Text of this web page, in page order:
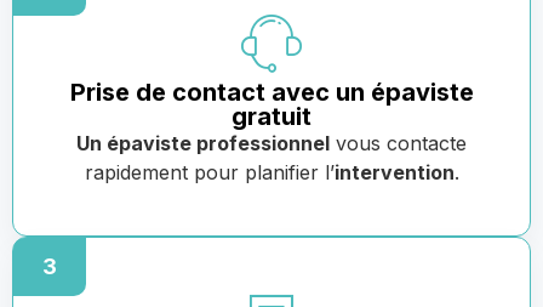
Prise de contact avec un épaviste
gratuit
Un épaviste professionnel vous contacte
rapidement pour planifier l’intervention.
3